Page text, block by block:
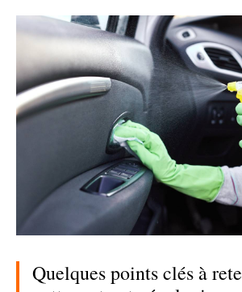
Quelques points clés à